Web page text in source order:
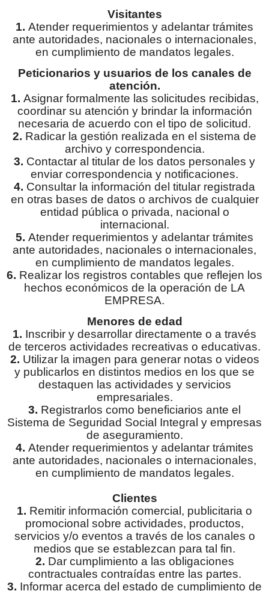
Visitantes
1. Atender requerimientos y adelantar trámites
ante autoridades, nacionales o internacionales,
en cumplimiento de mandatos legales.
Peticionarios y usuarios de los canales de
atención.
1. Asignar formalmente las solicitudes recibidas,
coordinar su atención y brindar la información
necesaria de acuerdo con el tipo de solicitud.
2. Radicar la gestión realizada en el sistema de
archivo y correspondencia.
3. Contactar al titular de los datos personales y
enviar correspondencia y notificaciones.
4. Consultar la información del titular registrada
en otras bases de datos o archivos de cualquier
entidad pública o privada, nacional o
internacional.
5. Atender requerimientos y adelantar trámites
ante autoridades, nacionales o internacionales,
en cumplimiento de mandatos legales.
6. Realizar los registros contables que reflejen los
hechos económicos de la operación de LA
EMPRESA.
Menores de edad
1. Inscribir y desarrollar directamente o a través
de terceros actividades recreativas o educativas.
2. Utilizar la imagen para generar notas o videos
y publicarlos en distintos medios en los que se
destaquen las actividades y servicios
empresariales.
3. Registrarlos como beneficiarios ante el
Sistema de Seguridad Social Integral y empresas
de aseguramiento.
4. Atender requerimientos y adelantar trámites
ante autoridades, nacionales o internacionales,
en cumplimiento de mandatos legales.
Clientes
1. Remitir información comercial, publicitaria o
promocional sobre actividades, productos,
servicios y/o eventos a través de los canales o
medios que se establezcan para tal fin.
2. Dar cumplimiento a las obligaciones
contractuales contraídas entre las partes.
3. Informar acerca del estado de cumplimiento de